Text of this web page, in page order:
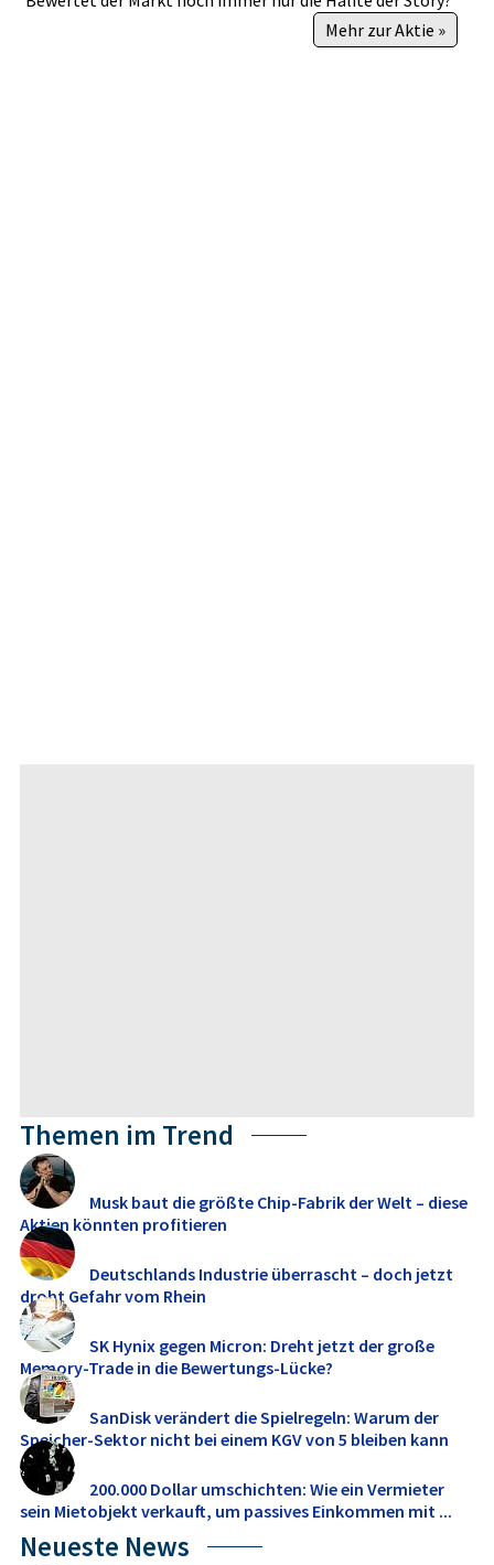
Mehr zur Aktie »
Themen im Trend
Musk baut die größte Chip-Fabrik der Welt – diese
Aktien könnten profitieren
Deutschlands Industrie überrascht – doch jetzt
droht Gefahr vom Rhein
SK Hynix gegen Micron: Dreht jetzt der große
Memory‑Trade in die Bewertungs-Lücke?
SanDisk verändert die Spielregeln: Warum der
Speicher-Sektor nicht bei einem KGV von 5 bleiben kann
200.000 Dollar umschichten: Wie ein Vermieter
sein Mietobjekt verkauft, um passives Einkommen mit ...
Neueste News